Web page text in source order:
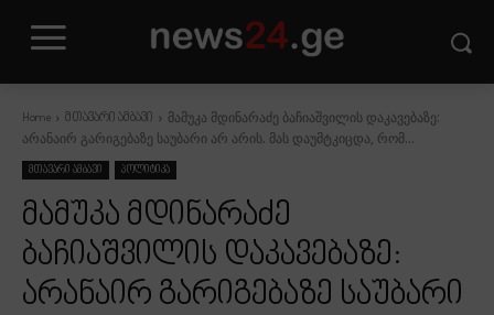
Home მთავარი ამბავი
მამუკა მდინარაძე ბაჩიაშვილის დაკავებაზე:
არანაირ გარიგებაზე საუბარი არ არის. მას დაუმტკიცდა, რომ...
მთავარი ამბავი პოლიტიკა
მამუკა მდინარაძე
ბაჩიაშვილის დაკავებაზე:
არანაირ გარიგებაზე საუბარი